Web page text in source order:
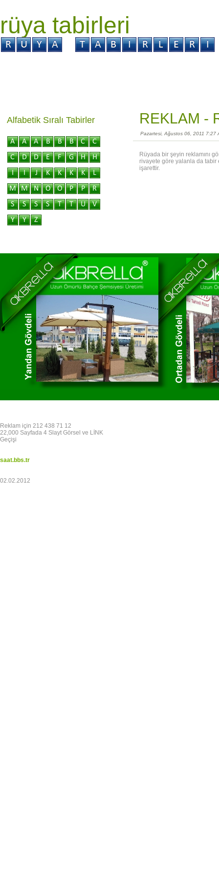
rüya tabirleri
REKLAM -
Pazartesi, Ağustos 06, 2011 7:27
Rüyada bir şeyin reklamını
rivayete göre yalanla da
işarettir.
Alfabetik Sıralı Tabirler
Reklam için 212 438 71 12
22,000 Sayfada 4 Slayt Görsel ve LİNK
Geçişi
saat.bbs.tr
02.02.2012